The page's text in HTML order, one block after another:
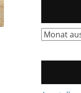
Archiv